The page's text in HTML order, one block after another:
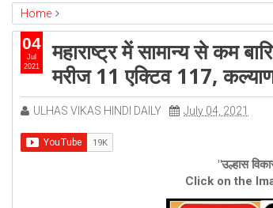
Home
ambernath
Featured kalyan
ulhasnagar
महाराष्ट्र में सामान्य से कम बारिश, उल्हासनगर में नए मरीज 11
महाराष्ट्र में सामान्य से कम
मरीज 11 एक्टिव 117,
ULHAS VIKAS HINDI DAILY July 04, 2021
"उल्हास
Click on the
04
Jul
2021